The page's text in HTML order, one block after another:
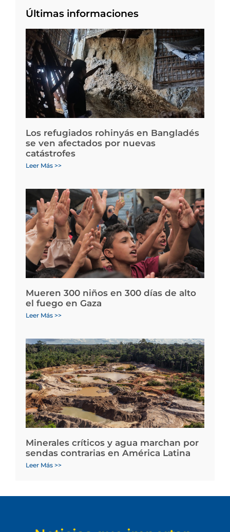
Últimas informaciones
Los refugiados rohinyás en Bangladés
se ven afectados por nuevas
catástrofes
Leer Más >>
Mueren 300 niños en 300 días de alto
el fuego en Gaza
Leer Más >>
Minerales críticos y agua marchan por
sendas contrarias en América Latina
Leer Más >>